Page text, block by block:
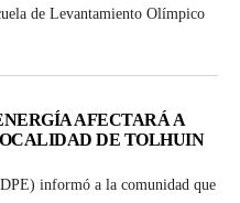
de Levantamiento Olímpico
AFECTARÁ A
DE TOLHUIN
informó a la comunidad que